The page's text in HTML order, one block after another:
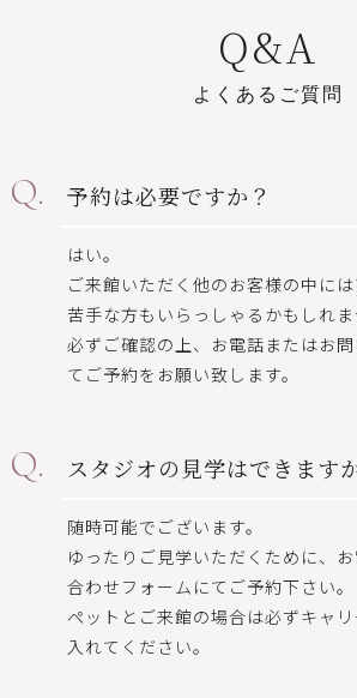
Q&A
よ く あ る ご質 問
予約は必要ですか？
はい。
ご来館いただく他のお客様の中に
苦手な方もいらっしゃるかもしれま
必ずご確認の上、お電話またはお
てご予約をお願い致します。
スタジオの見学はできます
随時可能でございます。
ゆったりご見学いただくために、
合わせフォームにてご予約下さい。
ペットとご来館の場合は必ずキャ
入れてください。